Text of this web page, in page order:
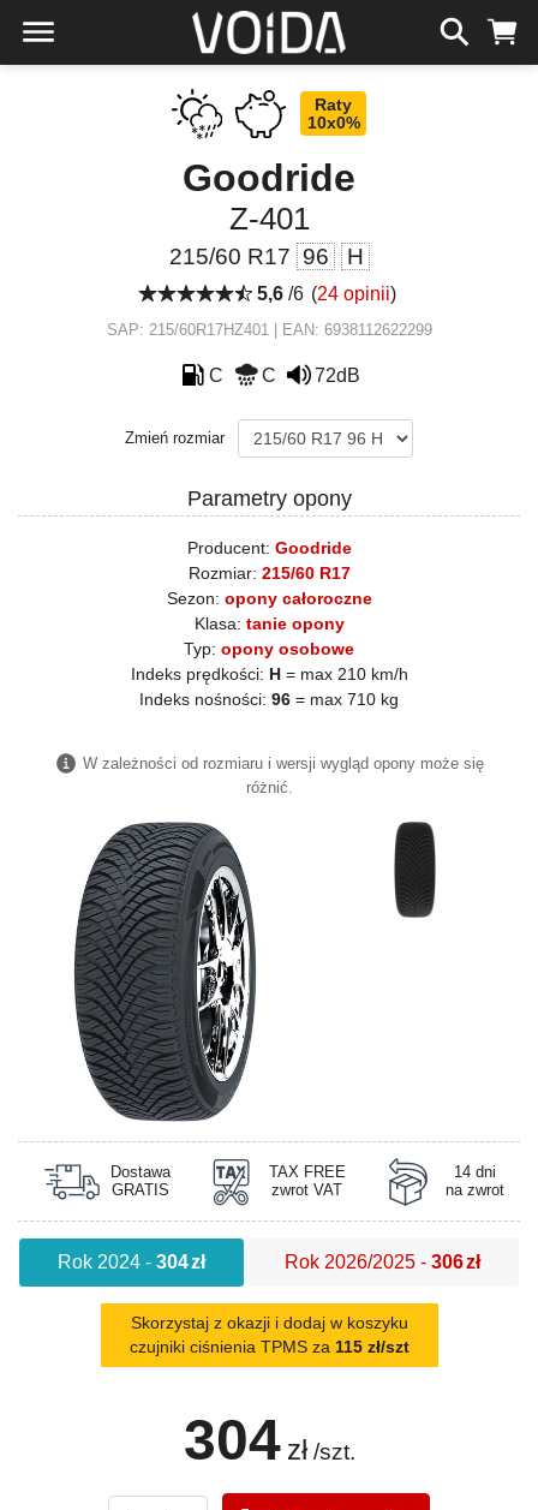
Raty
10x0%
Goodride
Z-401
215/60 R17 96 H
5,6/6 (24 opinii)
SAP: 215/60R17HZ401 | EAN: 6938112622299
C C 72dB
Zmień rozmiar
Parametry opony
Producent: Goodride
Rozmiar: 215/60 R17
Sezon: opony całoroczne
Klasa: tanie opony
Typ: opony osobowe
Indeks prędkości: H= max 210 km/h
Indeks nośności: 96 = max 710 kg
W zależności od rozmiaru i wersji wygląd opony może się
różnić.
Dostawa
GRATIS
TAX FREE
zwrot VAT
14 dni
na zwrot
Rok 2024 -304zł Rok 2026/2025 -306zł
Skorzystaj z okazji i dodaj w koszyku
czujniki ciśnienia TPMS za 115 zł/szt
304 zł /szt.